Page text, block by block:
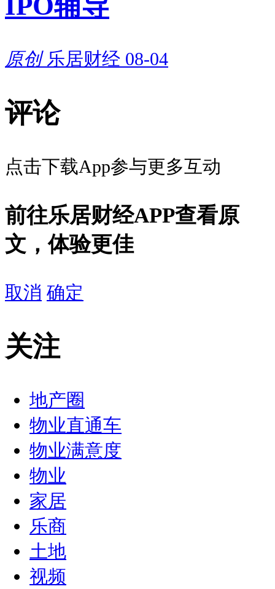
原创 乐居财经 08-04
评论
点击下载App参与更多互动
前往乐居财经APP查看原
文，体验更佳
取消 确定
关注
地产圈
物业直通车
物业满意度
物业
家居
乐商
土地
视频